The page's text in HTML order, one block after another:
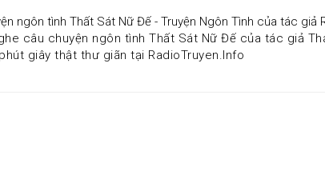
ngôn tình Thất Sát Nữ Đế - Truyện Ngôn Tình của tác giả
câu chuyện ngôn tình Thất Sát Nữ Đế của tác giả
giây thật thư giãn tại RadioTruyen.Info